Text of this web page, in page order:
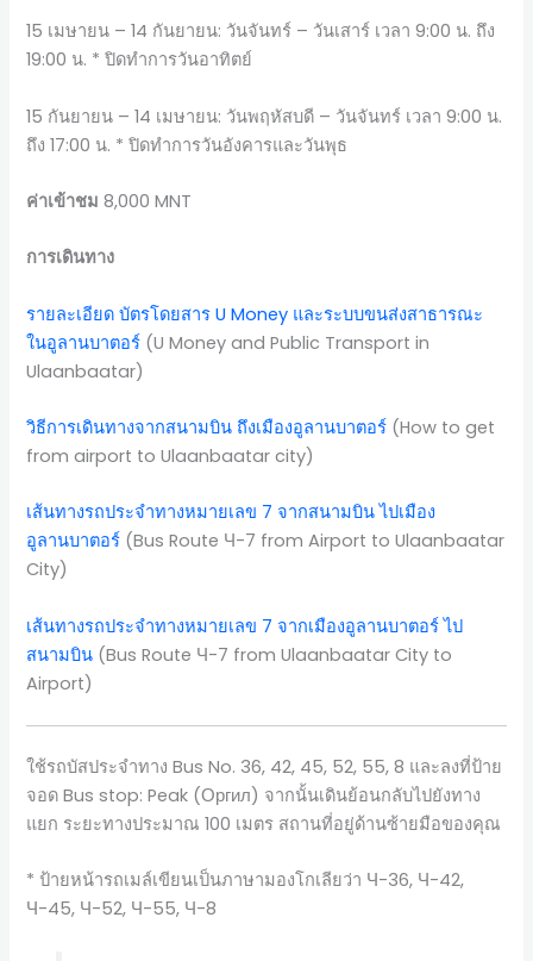
15 เมษายน – 14 กันยายน: วันจันทร์ – วันเสาร์ เวลา 9:00 น. ถึง
19:00 น. * ปิดทำการวันอาทิตย์
15 กันยายน – 14 เมษายน: วันพฤหัสบดี – วันจันทร์ เวลา 9:00 น.
ถึง 17:00 น. * ปิดทำการวันอังคารและวันพุธ
ค่าเข้าชม 8,000 MNT
การเดินทาง
รายละเอียด บัตรโดยสาร U Money และระบบขนส่งสาธารณะ
ในอูลานบาตอร์ (U Money and Public Transport in
Ulaanbaatar)
วิธีการเดินทางจากสนามบิน ถึงเมืองอูลานบาตอร์ (How to get
from airport to Ulaanbaatar city)
เส้นทางรถประจำทางหมายเลข 7 จากสนามบิน ไปเมือง
อูลานบาตอร์ (Bus Route Ч-7 from Airport to Ulaanbaatar
City)
เส้นทางรถประจำทางหมายเลข 7 จากเมืองอูลานบาตอร์ ไป
สนามบิน (Bus Route Ч-7 from Ulaanbaatar City to
Airport)
ใช้รถบัสประจำทาง Bus No. 36, 42, 45, 52, 55, 8 และลงที่ป้าย
จอด Bus stop: Peak (Оргил) จากนั้นเดินย้อนกลับไปยังทาง
แยก ระยะทางประมาณ 100 เมตร สถานที่อยู่ด้านซ้ายมือของคุณ
* ป้ายหน้ารถเมล์เขียนเป็นภาษามองโกเลียว่า Ч-36, Ч-42,
Ч-45, Ч-52, Ч-55, Ч-8